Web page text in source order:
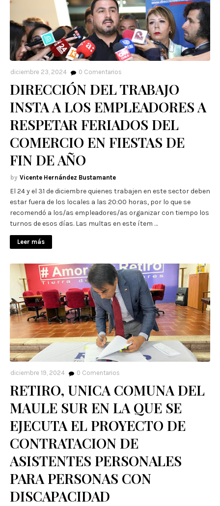
diciembre 23, 2024 0 Comentarios
DIRECCIÓN DEL TRABAJO
INSTA A LOS EMPLEADORES A
RESPETAR FERIADOS DEL
COMERCIO EN FIESTAS DE
FIN DE AÑO
Vicente Hernández Bustamante
El 24 y el 31 de diciembre quienes trabajen en este sector deben
estar fuera de los locales a las 20:00 horas, por lo que se
recomendó a los/as empleadores/as organizar con tiempo los
turnos de esos días. Las multas en este ítem …
Leer más
diciembre 19, 2024 0 Comentarios
RETIRO, UNICA COMUNA DEL
MAULE SUR EN LA QUE SE
EJECUTA EL PROYECTO DE
CONTRATACION DE
ASISTENTES PERSONALES
PARA PERSONAS CON
DISCAPACIDAD